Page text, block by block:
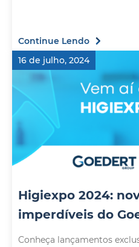
Continue Lendo
16 de julho, 2024
Higiexpo 2024:
imperdíveis do
Conheça lançamentos